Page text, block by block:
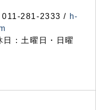
281-2333 / h-
：土曜日・日曜